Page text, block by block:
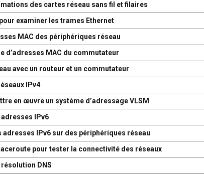
des cartes réseau sans fil et filaires
examiner les trames Ethernet
MAC des périphériques réseau
d’adresses MAC du commutateur
avec un routeur et un commutateur
IPv4
en œuvre un système d’adressage VLSM
IPv6
IPv6 sur des périphériques réseau
pour tester la connectivité des réseaux
DNS